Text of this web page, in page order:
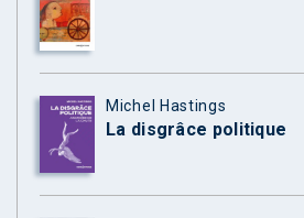
Michel Hastings
La disgrâce politique